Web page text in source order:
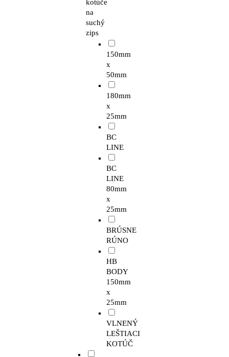
kotúče
na
suchý
zips
150mm
x
50mm
180mm
x
25mm
BC
LINE
BC
LINE
80mm
x
25mm
BRÚSNE
RÚNO
HB
BODY
150mm
x
25mm
VLNENÝ
LEŠTIACI
KOTÚČ